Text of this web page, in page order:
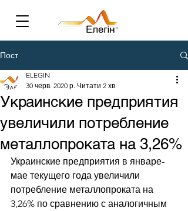
Пост
Украинские предприятия
увеличили потребление
металлопроката на 3,26%
ELEGIN
30 черв. 2020 р. Читати 2 хв
Украинские предприятия в январе-
мае текущего года увеличили
потребление металлопроката на
3,26% по сравнению с аналогичным